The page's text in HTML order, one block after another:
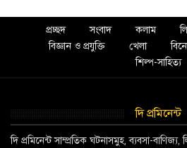
প্রচ্ছদ সংবাদ কলাম
বিজ্ঞান ও প্রযুক্তি
খেলা
শিল্প-সাহিত্য
দি প্রমিনেন্ট
দি প্রমিনেন্ট সাম্প্রতিক ঘটনাসমুহ, ব্যবসা-বাণিজ্য,